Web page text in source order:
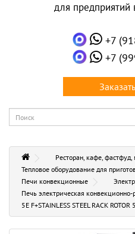
для
+7
+7
Ресторан, кафе, фастфуд,
Тепловое оборудование для
Печи конвекционные
Печь электрическая конвекционно-
5E F+STAINLESS STEEL RACK